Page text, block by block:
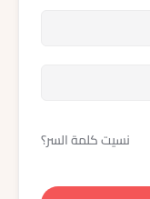
نسيت كلمة السر؟